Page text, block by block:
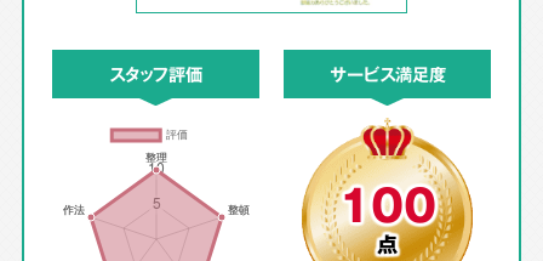
スタッフ評価 サービス満足度
100
点